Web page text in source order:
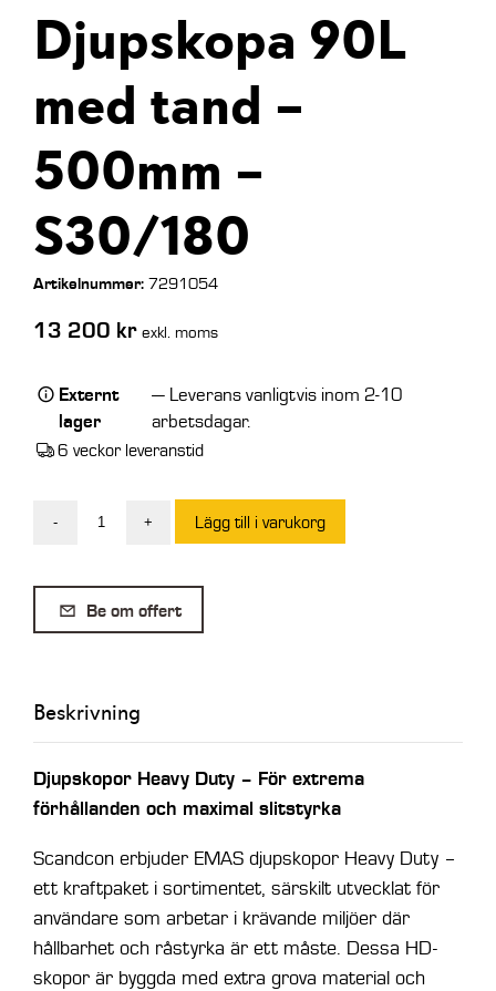
Djupskopa 90L
med tand –
500mm –
S30/180
Artikelnummer:7291054
13 200 kr exkl. moms
Externt
lager
— Leverans vanligtvis inom 2-10
arbetsdagar.
6 veckor leveranstid
-
Djupskopa
90L
-
500mm
-
S30/180
+ Lägg till i varukorg
Be om offert
Beskrivning
Djupskopor Heavy Duty – För extrema
förhållanden och maximal slitstyrka
Scandcon erbjuder EMAS djupskopor Heavy Duty –
ett kraftpaket i sortimentet, särskilt utvecklat för
användare som arbetar i krävande miljöer där
hållbarhet och råstyrka är ett måste. Dessa HD-
skopor är byggda med extra grova material och